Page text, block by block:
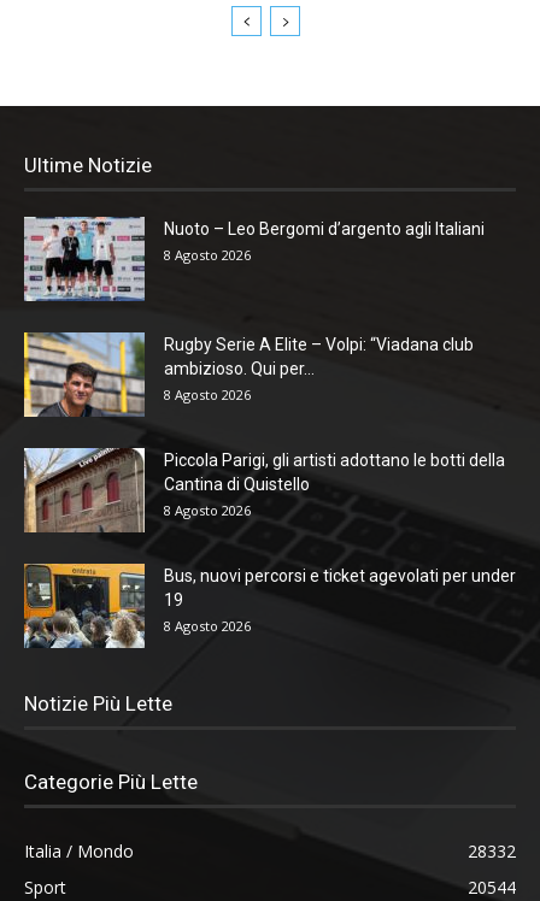
Ultime Notizie
Nuoto – Leo Bergomi d’argento agli Italiani
8 Agosto 2026
Rugby Serie A Elite – Volpi: “Viadana club
ambizioso. Qui per...
8 Agosto 2026
Piccola Parigi, gli artisti adottano le botti della
Cantina di Quistello
8 Agosto 2026
Bus, nuovi percorsi e ticket agevolati per under
19
8 Agosto 2026
Notizie Più Lette
Categorie Più Lette
Italia / Mondo
28332
Sport
20544